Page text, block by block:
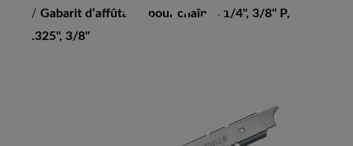
/ Gabarit d’affûtage, pour chaînes 1/4", 3/8" P,
.325", 3/8"